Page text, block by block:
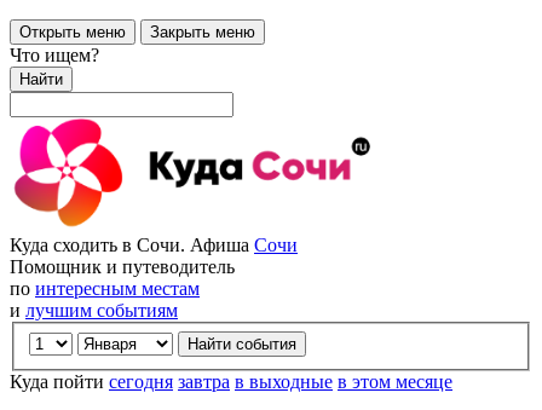
Открыть меню Закрыть меню
Что ищем?
Найти
Куда сходить в Сочи. Афиша Сочи
Помощник и путеводитель
по интересным местам
и лучшим событиям
Куда пойти сегодня завтра в выходные в этом месяце